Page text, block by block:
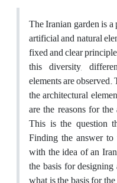
The Iranian garden is
artificial and natural
fixed and clear
this diversity,
elements are
the architectural
are the reasons for
This is the question
Finding the answer
with the idea of an
the basis for